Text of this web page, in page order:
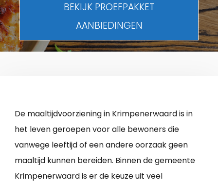
BEKIJK PROEFPAKKET
AANBIEDINGEN
De maaltijdvoorziening in Krimpenerwaard is in
het leven geroepen voor alle bewoners die
vanwege leeftijd of een andere oorzaak geen
maaltijd kunnen bereiden. Binnen de gemeente
Krimpenerwaard is er de keuze uit veel